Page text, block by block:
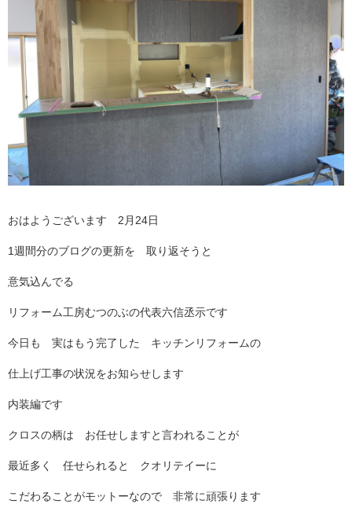
おはようございます 2月24日
1週間分のブログの更新を 取り返そうと
意気込んでる
リフォーム工房むつのぶの代表六信丞示です
今日も 実はもう完了した キッチンリフォームの
仕上げ工事の状況をお知らせします
内装編です
クロスの柄は お任せしますと言われることが
最近多く 任せられると クオリテイーに
こだわることがモットーなので 非常に頑張ります